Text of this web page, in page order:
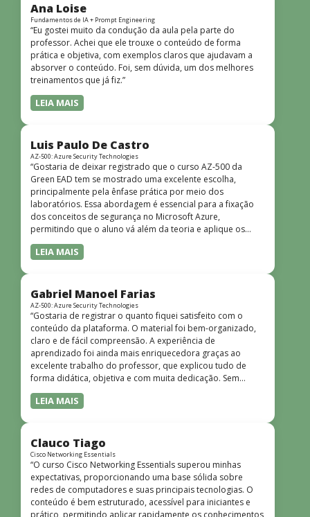
Ana Loise
Fundamentos de IA + Prompt Engineering
“Eu gostei muito da condução da aula pela parte do
professor. Achei que ele trouxe o conteúdo de forma
prática e objetiva, com exemplos claros que ajudavam a
absorver o conteúdo. Foi, sem dúvida, um dos melhores
treinamentos que já fiz.”
LEIA MAIS
Luis Paulo De Castro
AZ-500: Azure Security Technologies
“Gostaria de deixar registrado que o curso AZ-500 da
Green EAD tem se mostrado uma excelente escolha,
principalmente pela ênfase prática por meio dos
laboratórios. Essa abordagem é essencial para a fixação
dos conceitos de segurança no Microsoft Azure,
permitindo que o aluno vá além da teoria e aplique os
conhecimentos em cenários reais e simulados. Outro
ponto muito positivo é a didática do curso. O conteúdo é
quem não tem uma bagagem técnica muito avançada.”
LEIA MAIS
Gabriel Manoel Farias
AZ-500: Azure Security Technologies
“Gostaria de registrar o quanto fiquei satisfeito com o
conteúdo da plataforma. O material foi bem-organizado,
claro e de fácil compreensão. A experiência de
aprendizado foi ainda mais enriquecedora graças ao
excelente trabalho do professor, que explicou tudo de
forma didática, objetiva e com muita dedicação. Sem
dúvida, foi uma jornada de muito aprendizado!”
LEIA MAIS
Clauco Tiago
Cisco Networking Essentials
“O curso Cisco Networking Essentials superou minhas
expectativas, proporcionando uma base sólida sobre
redes de computadores e suas principais tecnologias. O
conteúdo é bem estruturado, acessível para iniciantes e
prático, permitindo aplicar rapidamente os conhecimentos